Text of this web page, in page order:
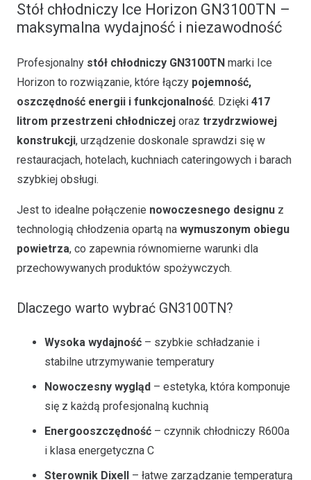
Stół chłodniczy Ice Horizon GN3100TN –
maksymalna wydajność i niezawodność
Profesjonalny stół chłodniczy GN3100TN marki Ice
Horizon to rozwiązanie, które łączy pojemność,
oszczędność energii i funkcjonalność. Dzięki 417
litrom przestrzeni chłodniczej oraz trzydrzwiowej
konstrukcji, urządzenie doskonale sprawdzi się w
restauracjach, hotelach, kuchniach cateringowych i barach
szybkiej obsługi.
Jest to idealne połączenie nowoczesnego designu z
technologią chłodzenia opartą na wymuszonym obiegu
powietrza, co zapewnia równomierne warunki dla
przechowywanych produktów spożywczych.
Dlaczego warto wybrać GN3100TN?
Wysoka wydajność – szybkie schładzanie i
stabilne utrzymywanie temperatury
Nowoczesny wygląd – estetyka, która komponuje
się z każdą profesjonalną kuchnią
Energooszczędność – czynnik chłodniczy R600a
i klasa energetyczna C
Sterownik Dixell
– łatwe zarządzanie temperaturą